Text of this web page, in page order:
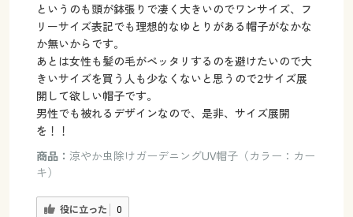
というのも頭が鉢張りで凄く大きいのでワンサイズ、フ
リーサイズ表記でも理想的なゆとりがある帽子がなかな
か無いからです。
あとは女性も髪の毛がペッタリするのを避けたいので大
きいサイズを買う人も少なくないと思うので2サイズ展
開して欲しい帽子です。
男性でも被れるデザインなので、是非、サイズ展開
を！！
商品： 涼やか虫除けガーデニングUV帽子（カラー：カー
キ）
役に立った 0